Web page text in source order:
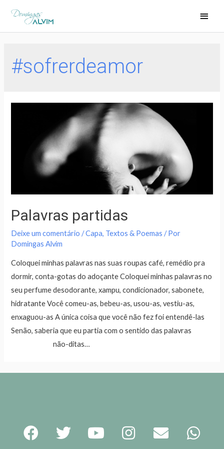
#sofrerdeamor
Palavras partidas
Deixe um comentário /Capa, Textos & Poemas / Por
Domingas Alvim
Coloquei minhas palavras nas suas roupas café, remédio pra
dormir, conta-gotas do adoçante Coloquei minhas palavras no
seu perfume desodorante, xampu, condicionador, sabonete,
hidratante Você comeu-as, bebeu-as, usou-as, vestiu-as,
enxaguou-as A única coisa que você não fez foi entendê-las
Senão, saberia que eu partia com o sentido das palavras
não-ditas…